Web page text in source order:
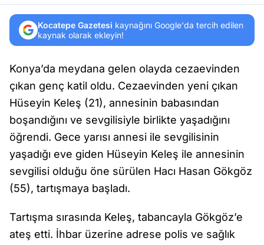
Kocatepe Gazetesi kaynağını Google'da tercih edilen
kaynak olarak ekleyin!
Konya’da meydana gelen olayda cezaevinden
çıkan genç katil oldu. Cezaevinden yeni çıkan
Hüseyin Keleş (21), annesinin babasından
boşandığını ve sevgilisiyle birlikte yaşadığını
öğrendi. Gece yarısı annesi ile sevgilisinin
yaşadığı eve giden Hüseyin Keleş ile annesinin
sevgilisi olduğu öne sürülen Hacı Hasan Gökgöz
(55), tartışmaya başladı.
Tartışma sırasında Keleş, tabancayla Gökgöz’e
ateş etti. İhbar üzerine adrese polis ve sağlık